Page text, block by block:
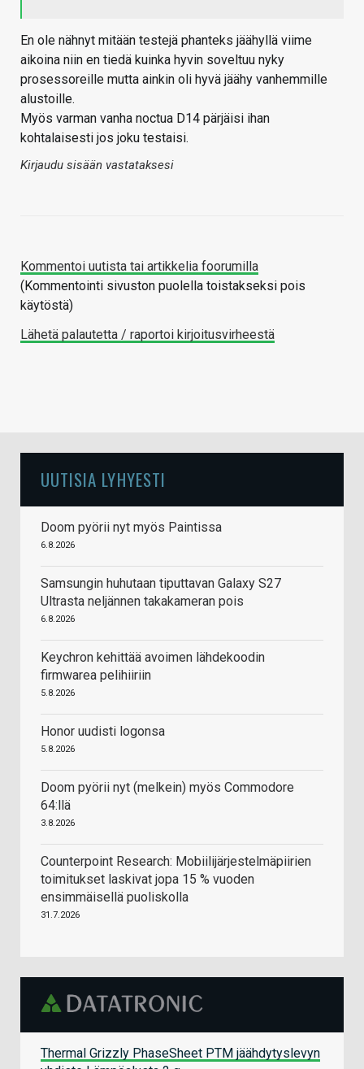
En ole nähnyt mitään testejä phanteks jäähyllä viime
aikoina niin en tiedä kuinka hyvin soveltuu nyky
prosessoreille mutta ainkin oli hyvä jäähy vanhemmille
alustoille.
Myös varman vanha noctua D14 pärjäisi ihan
kohtalaisesti jos joku testaisi.
Kirjaudu sisään vastataksesi
Kommentoi uutista tai artikkelia foorumilla
(Kommentointi sivuston puolella toistakseksi pois
käytöstä)
Lähetä palautetta / raportoi kirjoitusvirheestä
UUTISIA LYHYESTI
Doom pyörii nyt myös Paintissa
6.8.2026
Samsungin huhutaan tiputtavan Galaxy S27
Ultrasta neljännen takakameran pois
6.8.2026
Keychron kehittää avoimen lähdekoodin
firmwarea pelihiiriin
5.8.2026
Honor uudisti logonsa
5.8.2026
Doom pyörii nyt (melkein) myös Commodore
64:llä
3.8.2026
Counterpoint Research: Mobiilijärjestelmäpiirien
toimitukset laskivat jopa 15 % vuoden
ensimmäisellä puoliskolla
31.7.2026
Thermal Grizzly PhaseSheet PTM jäähdytyslevyn